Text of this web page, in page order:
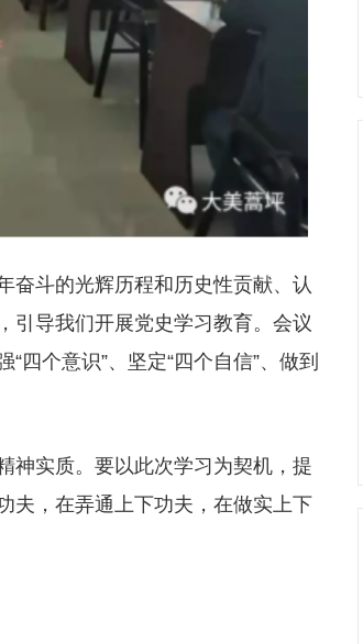
奋斗的光辉历程和历史性贡献、认
引导我们开展党史学习教育。会议
四个意识”、坚定“四个自信”、做到
神实质。要以此次学习为契机，提
夫，在弄通上下功夫，在做实上下